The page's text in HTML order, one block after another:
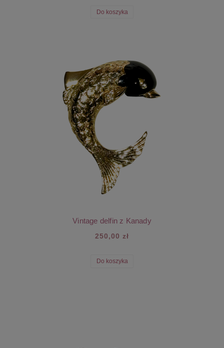
Do koszyka
Vintage delfin z Kanady
250,00 zł
Do koszyka